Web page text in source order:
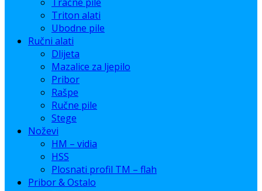
Triton alati
Ubodne pile
Ručni alati
Dlijeta
Mazalice za ljepilo
Pribor
Rašpe
Ručne pile
Stege
Noževi
HM – vidia
HSS
Plosnati profil TM – flah
Pribor & Ostalo